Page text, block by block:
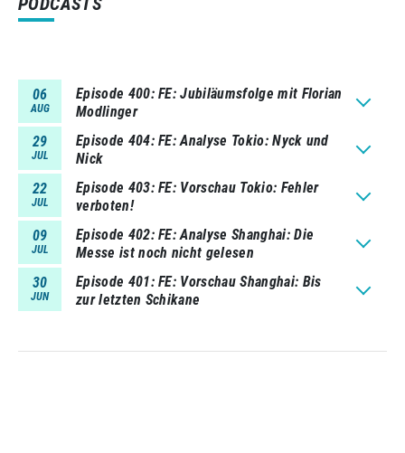
06
AUG
Episode 400 FE: Jubiläumsfolge mit Florian
Modlinger
29
JUL
Episode 404 FE: Analyse Tokio: Nyck und
Nick
22
JUL
Episode 403 FE: Vorschau Tokio: Fehler
verboten!
09
JUL
Episode 402 FE: Analyse Shanghai: Die
Messe ist noch nicht gelesen
30
JUN
Episode 401 FE: Vorschau Shanghai: Bis
zur letzten Schikane